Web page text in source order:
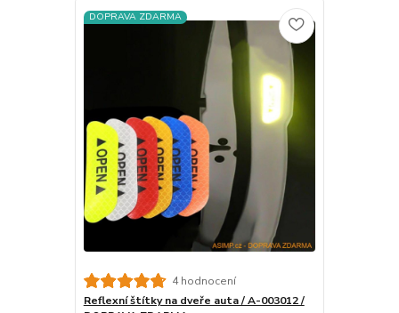
DOPRAVA ZDARMA
4 hodnocení
Reflexní štítky na dveře auta / A-003012 /